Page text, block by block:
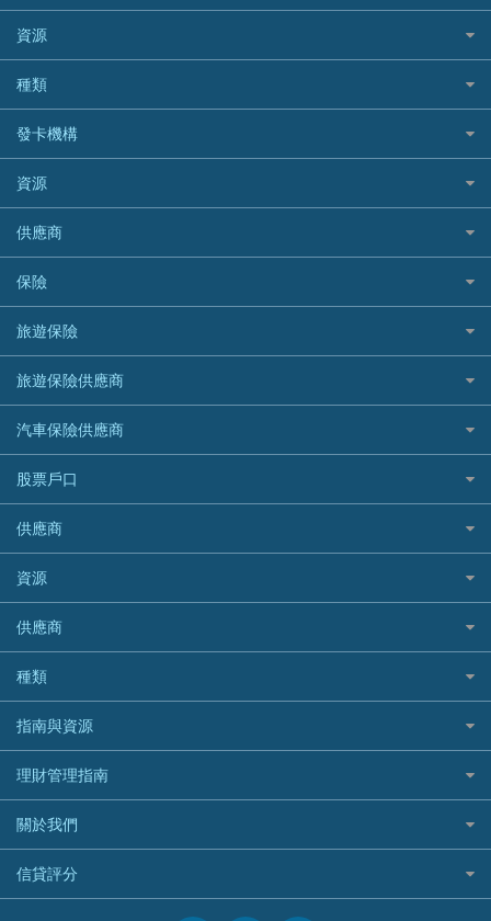
稅季/稅務貸款
網上貸款
結餘轉戶(清卡數貸款)
銀行貸款
財務公司貸款
免入息貸款
免TU貸款
急借錢
緊急貸款比較
最佳小額貸款比較
易批必批貸款
24小時貸款
最佳循環貸款
BEA 東亞銀行
BOC 中國銀行
Cashing Pro 優尚信貸
CCB(Asia) 中國建設銀行 (亞洲)
Citibank 花旗銀行
CNCBI 信銀國際
CreFIT 維信
DBS 星展銀行
DSB 大新銀行
HSBC 滙豐銀行貸款
K Cash 貸款
Mox 銀行
National Resources 中潤物業按揭
OCBC 華僑銀行
PrimeCredit 安信信貸
Promise 邦民日本財務
Rabbit Credit月兔信貸
Standard Chartered 渣打銀行
UA 亞洲聯合財務
WeLab Bank
WeLend 貸款
資源
如何申請個人貸款
如何管理個人貸款
個人貸款有用資訊
清卡數貸款教學
循環貸款教學
個人化貸款產品推介 🔥全新
供樓利息扣稅
最佳貸款app
種類
網購優惠
精選外幣網購信用卡
尊尚信用卡
公司信用卡
電子錢包信用卡
日本遊信用卡攻略
韓國遊信用卡攻略
台灣遊信用卡攻略
機場貴賓室信用卡
銀聯信用卡
高獎賞信用卡推薦
酒店信用卡
發卡機構
Citibank花旗銀行
AE美國運通
DBS星展銀行
HSBC滙豐銀行
Mox
信銀國際
大新銀行
恒生銀行
Standard Chartered渣打銀行
東亞銀行
SIM
Airwallex信用卡
資源
Black Friday優惠
淘寶付款方式
一田購物優惠日
SOGO感謝祭
HKTVmall優惠碼
交稅優惠
酒店優惠碼
機票優惠碼
供應商
八達通自動增值信用卡
保險
旅遊保險
汽車保險
家居保險
家傭保險
寵物保險
定期人壽保險
危疾保險
年金資訊
樓宇火險
旅遊保險
日本旅遊保險及資訊
泰國旅遊保險及資訊
台灣旅遊保險及資訊
韓國旅遊保險及資訊
歐洲旅遊保險及資訊
越南旅遊保險及資訊
澳洲旅遊保險及資訊
長者嘆世界
家庭親子遊
自駕遊比較
相機有得保
專為孕婦設計的最佳旅遊保險
最佳滑雪旅遊保險
最適合BB的旅遊保險
旅遊保險供應商
AXA 安盛
AIG 美亞
Allianz 安聯
Allied World 世聯
Avo
中國銀行
Bolttech 保特
Blue Cross 藍十字
中國平安
HSBC滙豐銀行
MSIG 三井住友
Prudential 保誠
QBE 昆士蘭
Starr
汽車保險供應商
大新汽車保險
中銀汽車保險
Allianz安聯汽車保險
bolttech保障汽車保險
Zurich蘇黎世汽車保險
QBE昆士蘭汽車保險
平安汽車保險
股票戶口
富途證券
IB盈透證券
老虎證券
uSMART 盈立證券
華盛証券
長橋證券
WeBull微牛證券
漲樂全球通｜華泰國際
OSL
供應商
富途牛牛好唔好？
Webull微牛證券好唔好？
Longbridge長橋證券好唔好？
老虎證券好唔好？
華盛証券好唔好？
漲樂全球通好唔好？
IB盈透證券好唔好？
盈立證券 uSMART 好唔好？
Stashaway好唔好？
資源
股票戶口開戶
證券行邊間好？
港股5隻高息ETF精選
什麼是ETF？
香港30大高息股排行
黃金ETF懶人包
最值得注意的比特幣ETF
選股策略：五步調查攻略
供應商
銀行戶口比較
尊尚銀行戶口
Citi Plus
中信銀行inMotion
Airwallex銀行
種類
定期存款
港元定存
人民幣定存
美元定存
英鎊定存
澳元定存
指南與資源
理財資訊
識慳識賺
債務管理
投資理財
置業安居
理財管理指南
常用相關詞彙
MoneyHero電子報
所有合作銀行或機構
關於我們
服務承諾
網上支援
信貸評分